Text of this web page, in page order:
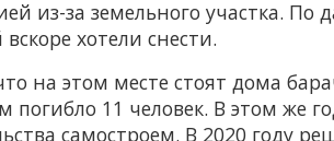
из-за земельного участка. По
хотели снести.
на этом месте стоят дома
11 человек. В этом же
самостроем. В 2020 году